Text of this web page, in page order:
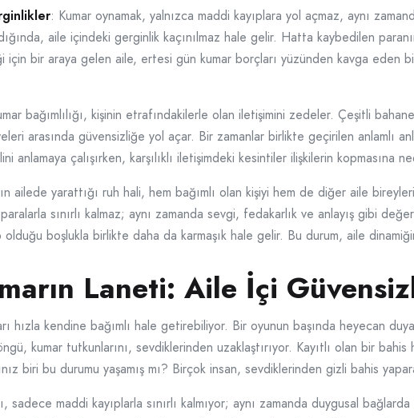
: Kumar oynamak, yalnızca maddi kayıplara yol açmaz, aynı
aile içindeki gerginlik kaçınılmaz hale gelir. Hatta kaybedilen
için bir araya gelen aile, ertesi gün kumar borçları yüzünden kavga eden
bağımlılığı, kişinin etrafındakilerle olan iletişimini zedeler. Çeşitli
arasında güvensizliğe yol açar. Bir zamanlar birlikte geçirilen anlamlı
anlamaya çalışırken, karşılıklı iletişimdeki kesintiler ilişkilerin kopmasına
ailede yarattığı ruh hali, hem bağımlı olan kişiyi hem de diğer aile
sınırlı kalmaz; aynı zamanda sevgi, fedakarlık ve anlayış gibi
olduğu boşlukla birlikte daha da karmaşık hale gelir. Bu durum, aile
Laneti: Aile İçi
hızla kendine bağımlı hale getirebiliyor. Bir oyunun başında heyecan
kumar tutkunlarını, sevdiklerinden uzaklaştırıyor. Kayıtlı olan bir
biri bu durumu yaşamış mı? Birçok insan, sevdiklerinden gizli bahis
sadece maddi kayıplarla sınırlı kalmıyor; aynı zamanda duygusal